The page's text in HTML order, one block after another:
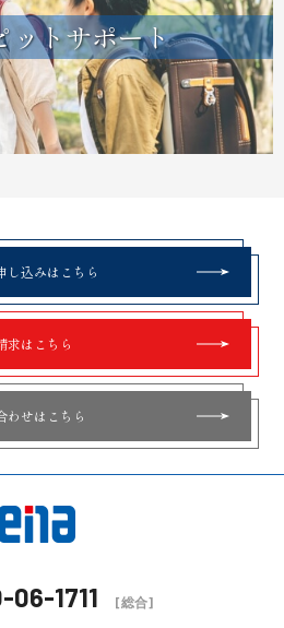
ットサポート
し込みはこちら
求はこちら
わせはこちら
06-1711 [総合]